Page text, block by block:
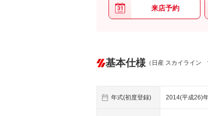
来店予約
基本仕様 （日産 スカイライン
年式(初度登録) 2014(平成26)